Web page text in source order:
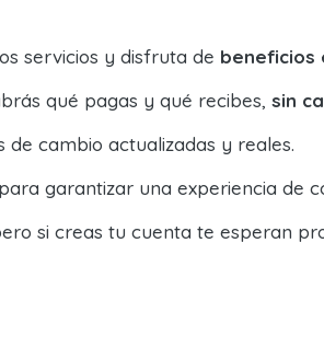
servicios y disfruta de beneficios
qué pagas y qué recibes, sin
de cambio actualizadas y reales.
garantizar una experiencia de
si creas tu cuenta te esperan